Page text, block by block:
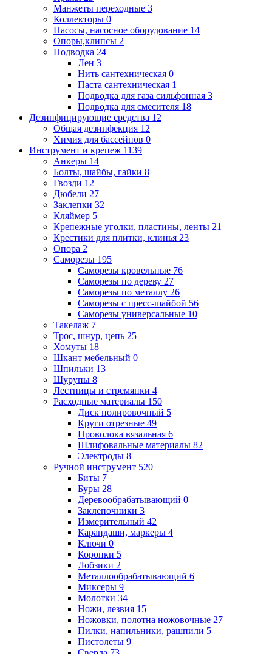
Манжеты переходные 3
Коллекторы 0
Насосы, насосное оборудование 14
Опоры,клипсы 2
Подводка 24
Лен 3
Нить сантехническая 0
Паста сантехническая 1
Подводка для газа сильфонная 3
Подводка для смесителя 18
Дезинфицирующие средства 12
Общая дезинфекция 12
Химия для бассейнов 0
Инструмент и крепеж 1139
Анкеры 14
Болты, шайбы, гайки 8
Гвозди 12
Дюбели 27
Заклепки 32
Кляймер 5
Крепежные уголки, пластины, ленты 21
Крестики для плитки, клинья 23
Опора 2
Саморезы 195
Саморезы кровельные 76
Саморезы по дереву 27
Саморезы по металлу 26
Саморезы с пресс-шайбой 56
Саморезы универсальные 10
Такелаж 7
Трос, шнур, цепь 25
Хомуты 18
Шкант мебельный 0
Шпильки 13
Шурупы 8
Лестницы и стремянки 4
Расходные материалы 150
Диск полировочный 5
Круги отрезные 49
Проволока вязальная 6
Шлифовальные материалы 82
Электроды 8
Ручной инструмент 520
Биты 7
Буры 28
Деревообрабатывающий 0
Заклепочники 3
Измерительный 42
Карандаши, маркеры 4
Ключи 0
Коронки 5
Лобзики 2
Металлообрабатывающий 6
Миксеры 9
Молотки 34
Ножи, лезвия 15
Ножовки, полотна ножовочные 27
Пилки, напильники, рашпили 5
Пистолеты 9